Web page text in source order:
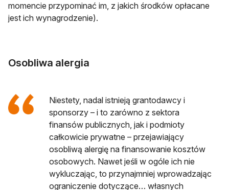
momencie przypominać im, z jakich środków opłacane
jest ich wynagrodzenie).
Osobliwa alergia
Niestety, nadal istnieją grantodawcy i
sponsorzy – i to zarówno z sektora
finansów publicznych, jak i podmioty
całkowicie prywatne – przejawiający
osobliwą alergię na finansowanie kosztów
osobowych. Nawet jeśli w ogóle ich nie
wykluczając, to przynajmniej wprowadzając
ograniczenie dotyczące… własnych